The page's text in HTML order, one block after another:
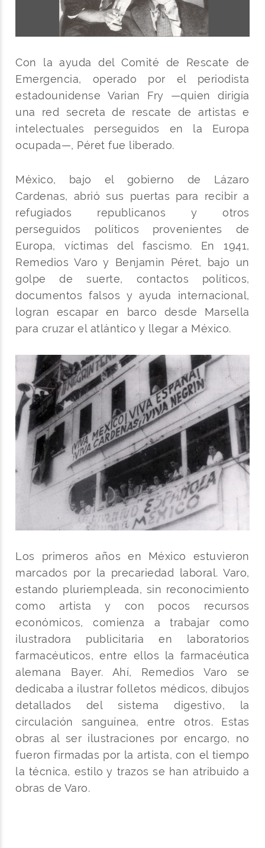
Con la ayuda del Comité de Rescate de
Emergencia, operado por el periodista
estadounidense Varian Fry —quien dirigía
una red secreta de rescate de artistas e
intelectuales perseguidos en la Europa
ocupada—, Péret fue liberado.
México, bajo el gobierno de Lázaro
Cardenas, abrió sus puertas para recibir a
refugiados republicanos y otros
perseguidos políticos provenientes de
Europa, víctimas del fascismo. En 1941,
Remedios Varo y Benjamin Péret, bajo un
golpe de suerte, contactos políticos,
documentos falsos y ayuda internacional,
logran escapar en barco desde Marsella
para cruzar el atlántico y llegar a México.
Los primeros años en México estuvieron
marcados por la precariedad laboral. Varo,
estando pluriempleada, sin reconocimiento
como artista y con pocos recursos
económicos, comienza a trabajar como
ilustradora publicitaria en laboratorios
farmacéuticos, entre ellos la farmacéutica
alemana Bayer. Ahí, Remedios Varo se
dedicaba a ilustrar folletos médicos, dibujos
detallados del sistema digestivo, la
circulación sanguínea, entre otros. Estas
obras al ser ilustraciones por encargo, no
fueron firmadas por la artista, con el tiempo
la técnica, estilo y trazos se han atribuido a
obras de Varo.